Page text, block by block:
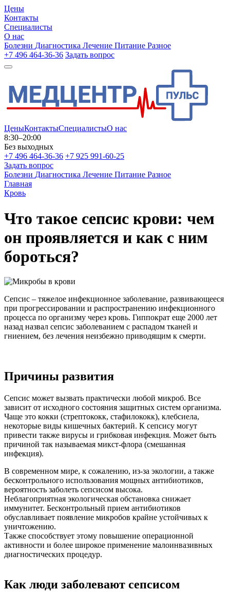
Цены
Контакты
Специалисты
О нас
Болезни Диагностика Лечение Питание Разное
+7 496 464-36-36 Задать вопрос
ЦеныКонтактыСпециалистыО нас
8:30–20:00
Без выходных
+7 496 464-36-36 +7 925 991-60-25
Задать вопрос
Болезни Диагностика Лечение Питание Разное
Главная
Кровь
Что такое сепсис крови: чем
он проявляется и как с ним
бороться?
Сепсис – тяжелое инфекционное заболевание, развивающееся
при прогрессировании и распространению инфекционного
процесса по организму через кровь. Гиппократ еще 2000 лет
назад назвал сепсис заболеванием с распадом тканей и
гниением, без лечения неизбежно приводящим к смерти.
Причины развития
Сепсис может вызвать практически любой микроб. Все
зависит от исходного состояния защитных систем организма.
Чаще это кокки (стрептококк, стафилококк), клебсиела,
некоторые виды кишечных бактерий. К сепсису могут
привести также вирусы и грибковая инфекция. Может быть
причиной так называемая микст-флора (смешанная
инфекция).
В современном мире, к сожалению, из-за экологии, а также
бесконтрольного использования мощных антибиотиков,
вероятность заболеть сепсисом высока.
Неблагоприятная экологическая обстановка снижает
иммунитет. Бесконтрольный прием антибиотиков
обуславливает появление микробов крайне устойчивых к
уничтожению.
Также способствует этому повышение операционной
активности и более широкое применение малоинвазивных
диагностических процедур.
Как люди заболевают сепсисом